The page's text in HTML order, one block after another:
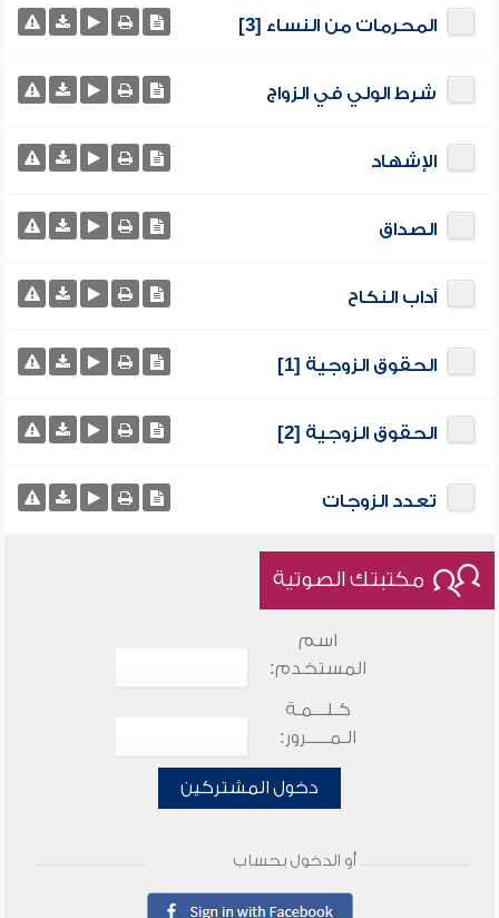
المحرمات من النساء [3]
شرط الولي في الزواج
الإشهاد
الصداق
آداب النكاح
الحقوق الزوجية [1]
الحقوق الزوجية [2]
تعدد الزوجات
مكتبتك الصوتية
اسم
المستخدم:
كـلـــمـة
الـمـــــرور:
دخول المشتركين
أو الدخول بحساب